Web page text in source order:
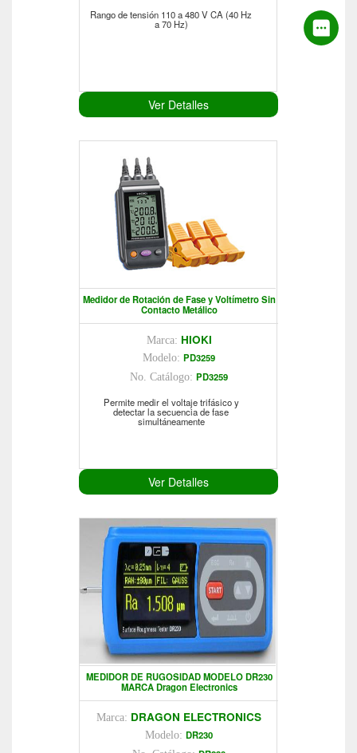
Rango de tensión 110 a 480 V CA (40 Hz
a 70 Hz)
Ver Detalles
Medidor de Rotación de Fase y Voltímetro Sin
Contacto Metálico
Marca: HIOKI
Modelo: PD3259
No. Catálogo: PD3259
Permite medir el voltaje trifásico y
detectar la secuencia de fase
simultáneamente
Ver Detalles
MEDIDOR DE RUGOSIDAD MODELO DR230
MARCA Dragon Electronics
Marca: DRAGON ELECTRONICS
Modelo: DR230